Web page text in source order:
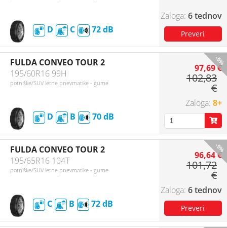
D C 72
6 tednov
-5%
FULDA CONVEO TOUR 2
195/60R16 99H
potniške/SUV letne pnevmatike - gume
D B 70
97,69 €
102,83
€
8+
-5%
FULDA CONVEO TOUR 2
195/65R16 104T
potniške/SUV letne pnevmatike - gume
C B 72
96,64 €
101,72
€
6 tednov